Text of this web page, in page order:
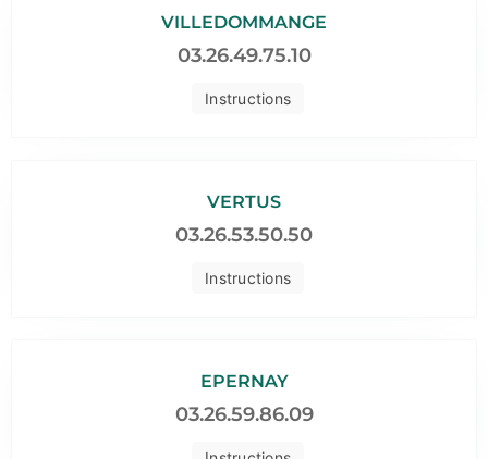
Instructions
VILLEDOMMANGE
03.26.49.75.10
Instructions
VERTUS
03.26.53.50.50
EPERNAY
03.26.59.86.09